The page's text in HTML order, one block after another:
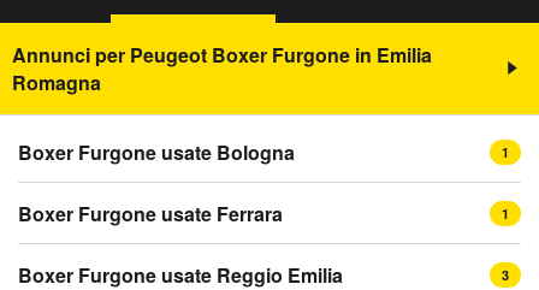
Annunci per Peugeot Boxer Furgone in Emilia
Romagna
Boxer Furgone usate Bologna 1
Boxer Furgone usate Ferrara 1
Boxer Furgone usate Reggio Emilia 3